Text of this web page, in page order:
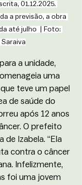
01.12.2025.
a previsão, a obra
até julho  | Foto:
Saraiva
a unidade,
uma
teve um papel
de saúde do
após 12 anos
O prefeito
Izabela. “Ela
contra o câncer
Infelizmente,
foi uma jovem